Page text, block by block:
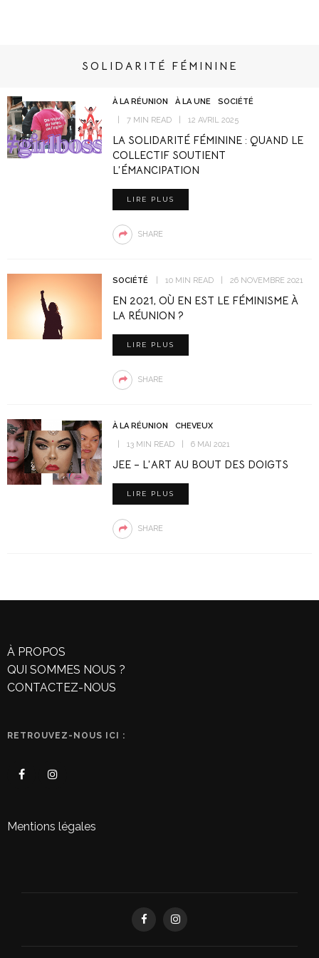
SOLIDARITÉ FÉMININE
À LA RÉUNION À LA UNE
SOCIÉTÉ
7 MIN READ
12 AVRIL 2025
LA SOLIDARITÉ FÉMININE : QUAND LE
COLLECTIF SOUTIENT
L’ÉMANCIPATION
LIRE PLUS
SHARE
SOCIÉTÉ 10 MIN READ 26 NOVEMBRE 2021
EN 2021, OÙ EN EST LE FÉMINISME À
LA RÉUNION ?
LIRE PLUS
SHARE
À LA RÉUNION
CHEVEUX
13 MIN READ
6 MAI 2021
JEE – L’ART AU BOUT DES DOIGTS
LIRE PLUS
SHARE
À PROPOS
QUI SOMMES NOUS ?
CONTACTEZ-NOUS
RETROUVEZ-NOUS ICI :
Mentions légales